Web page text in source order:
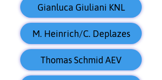
Gianluca Giuliani KNL
M. Heinrich/C. Deplazes
Thomas Schmid AEV